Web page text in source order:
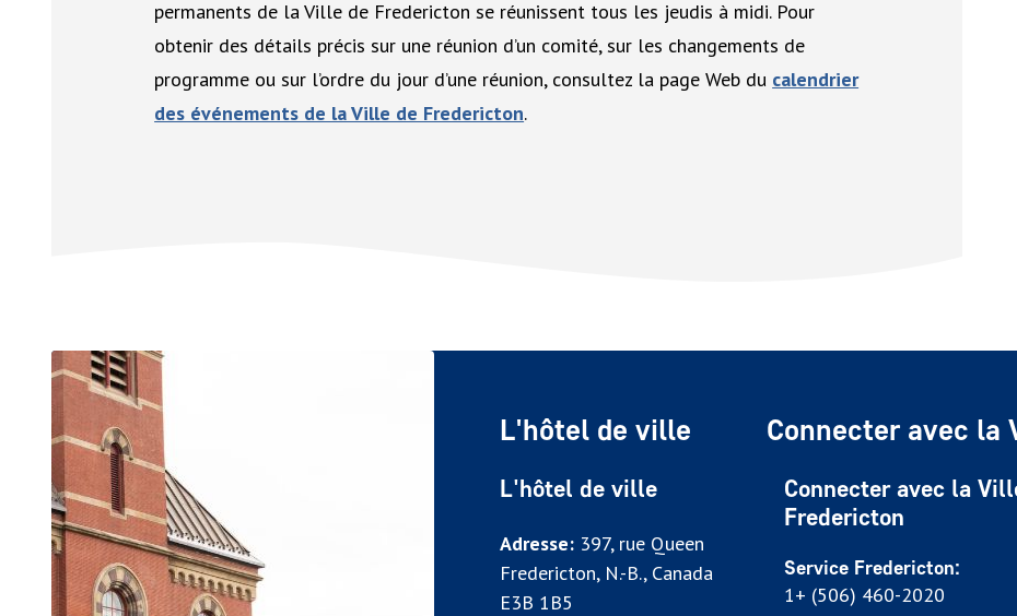
permanents de la Ville de Fredericton se réunissent tous les jeudis à midi. Pour
obtenir des détails précis sur une réunion d’un comité, sur les changements de
programme ou sur l’ordre du jour d’une réunion, consultez la page Web du calendrier
des événements de la Ville de Fredericton.
L'hôtel de ville Connecter avec la
L'hôtel de ville
Adresse: 397, rue Queen
Fredericton, N.-B., Canada
E3B 1B5
Connecter avec la
Fredericton
Service Fredericton:
1+ (506) 460-2020